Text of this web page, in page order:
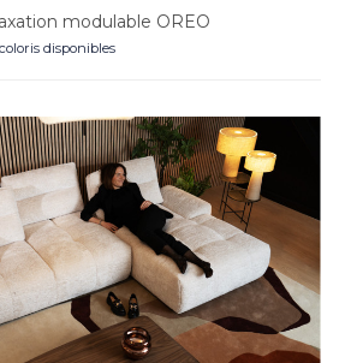
modulable OREO
disponibles